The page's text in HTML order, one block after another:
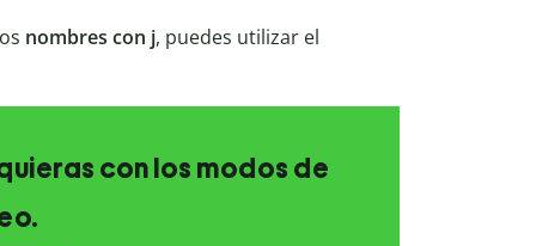
nombres con j, puedes utilizar el
con los modos de